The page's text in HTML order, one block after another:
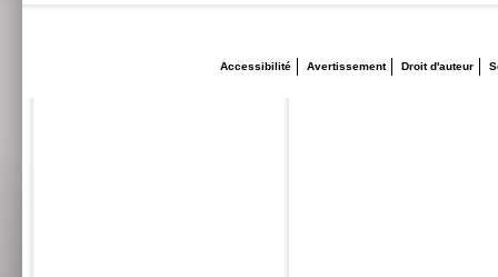
Accessibilité Avertissement Droit d'auteur